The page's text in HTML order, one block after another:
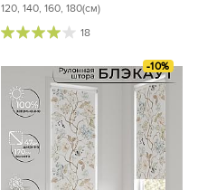
120, 140, 160, 180(см)
18
-10%